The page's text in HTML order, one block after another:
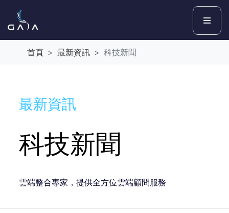
首頁 最新資訊 科技新聞
最新資訊
科技新聞
雲端整合專家，提供全方位雲端顧問服務